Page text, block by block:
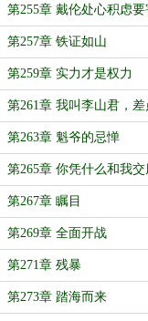
第255章 戴伦处心积虑
第257章 铁证如山
第259章 实力才是权力
第261章 我叫李山君，
个名字
第263章 魁爷的忌惮
第265章 你凭什么和我
第267章 瞩目
第269章 全面开战
第271章 残暴
第273章 踏海而来